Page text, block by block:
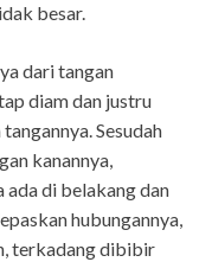
besar.
dari tangan
diam dan justru
Sesudah
kanannya,
ada di belakang dan
hubungannya,
terkadang dibibir